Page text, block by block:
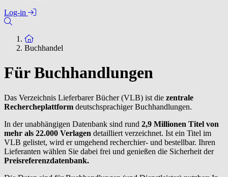
Log-in
Zur Startseite
Buchhandel
Für Buchhandlungen
Das Verzeichnis Lieferbarer Bücher (VLB) ist die zentrale
Rechercheplattform deutschsprachiger Buchhandlungen.
In der unabhängigen Datenbank sind rund 2,9 Millionen Titel von
mehr als 22.000 Verlagen detailliert verzeichnet. Ist ein Titel im
VLB gelistet, wird er umgehend recherchier- und bestellbar. Ihren
Lieferanten wählen Sie dabei frei und genießen die Sicherheit der
Preisreferenzdatenbank.